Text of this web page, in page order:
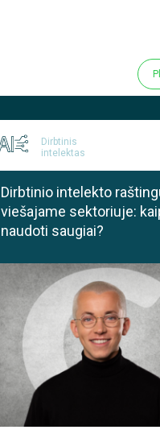
Dirbtinis
intelektas
Dirbtinio intelekto
viešajame sektoriuje:
naudoti saugiai?